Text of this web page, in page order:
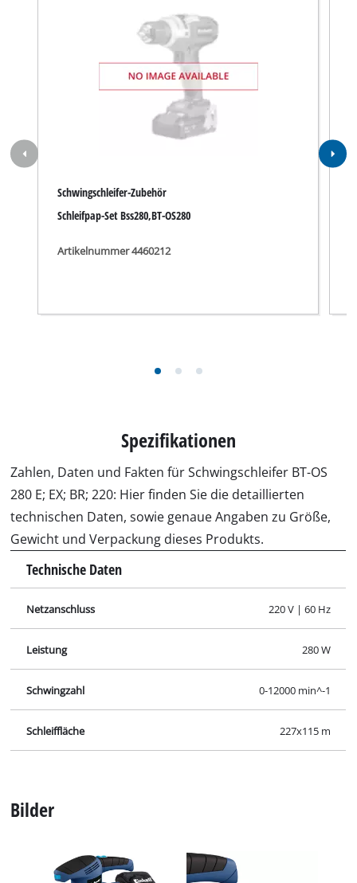
Schwingschleifer-Zubehör
Schleifpap-Set Bss280,BT-OS280
Artikelnummer 4460212
Spezifikationen
Zahlen, Daten und Fakten für Schwingschleifer BT-OS
280 E; EX; BR; 220: Hier finden Sie die detaillierten
technischen Daten, sowie genaue Angaben zu Größe,
Gewicht und Verpackung dieses Produkts.
Technische Daten
Netzanschluss 220 V | 60 Hz
Leistung 280 W
Schwingzahl 0-12000 min^-1
Schleiffläche 227x115 m
Bilder